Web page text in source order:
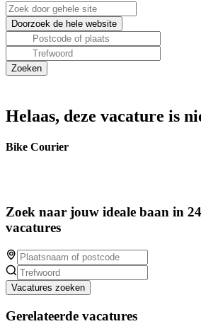
Helaas, deze vacature is
Bike Courier
Zoek naar jouw ideale baan in
vacatures
Vacatures zoeken
Gerelateerde vacatures